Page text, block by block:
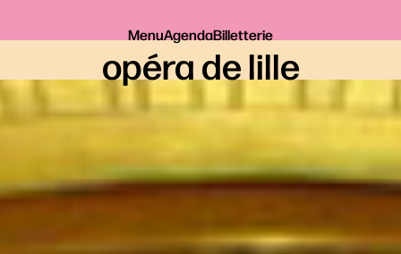
MenuAgendaBilletterie
opéra de lille